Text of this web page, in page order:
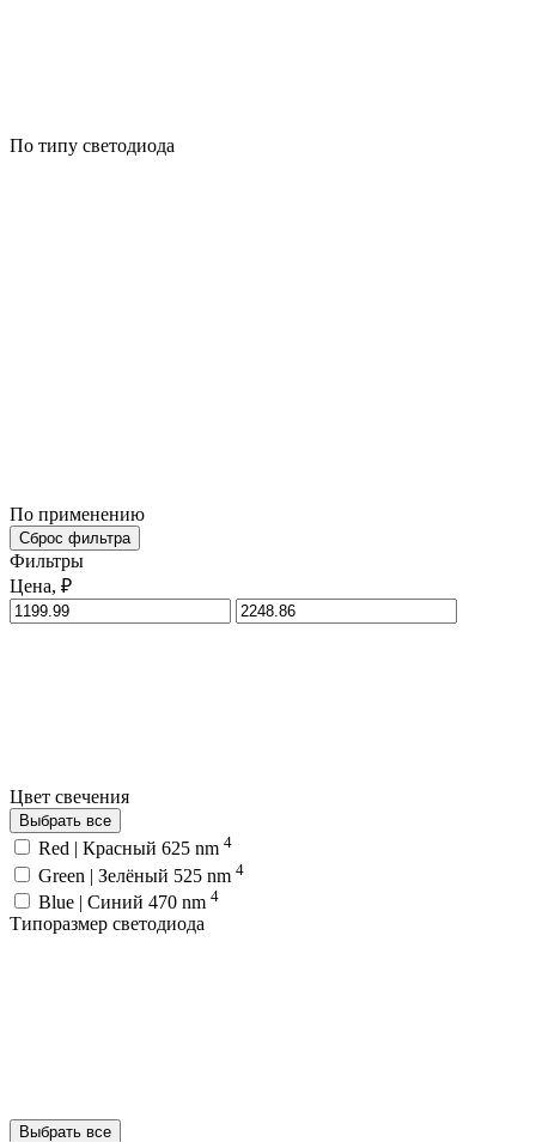
По типу светодиода
По применению
Сброс фильтра
Фильтры
Цена, ₽
Цвет свечения
Выбрать все
Red | Красный 625 nm 4
Green | Зелёный 525 nm 4
Blue | Синий 470 nm 4
Типоразмер светодиода
Выбрать все